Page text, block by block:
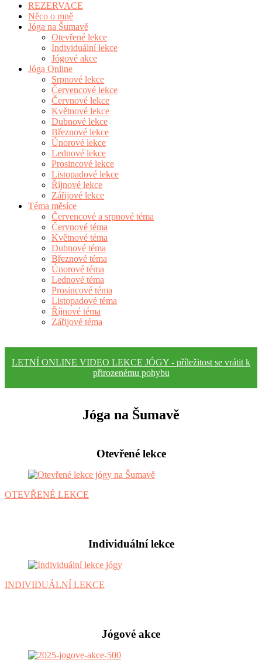
REZERVACE
Něco o mně
Jóga na Šumavě
Otevřené lekce
Individuální lekce
Jógové akce
Jóga Online
Srpnové lekce
Červencové lekce
Červnové lekce
Květnové lekce
Dubnové lekce
Březnové lekce
Únorové lekce
Lednové lekce
Prosincové lekce
Listopadové lekce
Říjnové lekce
Zářijové lekce
Téma měsíce
Červencové a srpnové téma
Červnové téma
Květnové téma
Dubnové téma
Březnové téma
Únorové téma
Lednové téma
Prosincové téma
Listopadové téma
Říjnové téma
Zářijové téma
LETNÍ ONLINE VIDEO LEKCE JÓGY - příležitost se vrátit k
přirozenému pohybu
Jóga na Šumavě
Otevřené lekce
OTEVŘENÉ LEKCE
Individuální lekce
INDIVIDUÁLNÍ LEKCE
Jógové akce